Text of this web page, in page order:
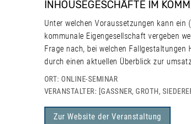
INHOUSEGESCHÄFTE IM
Unter welchen Voraussetzungen kann
kommunale Eigengesellschaft vergeben
Frage nach, bei welchen
durch einen aktuellen Überblick zur
ORT: ONLINE-SEMINAR
VERANSTALTER: [GASSNER, GROTH,
Zur Website der Veranstaltung